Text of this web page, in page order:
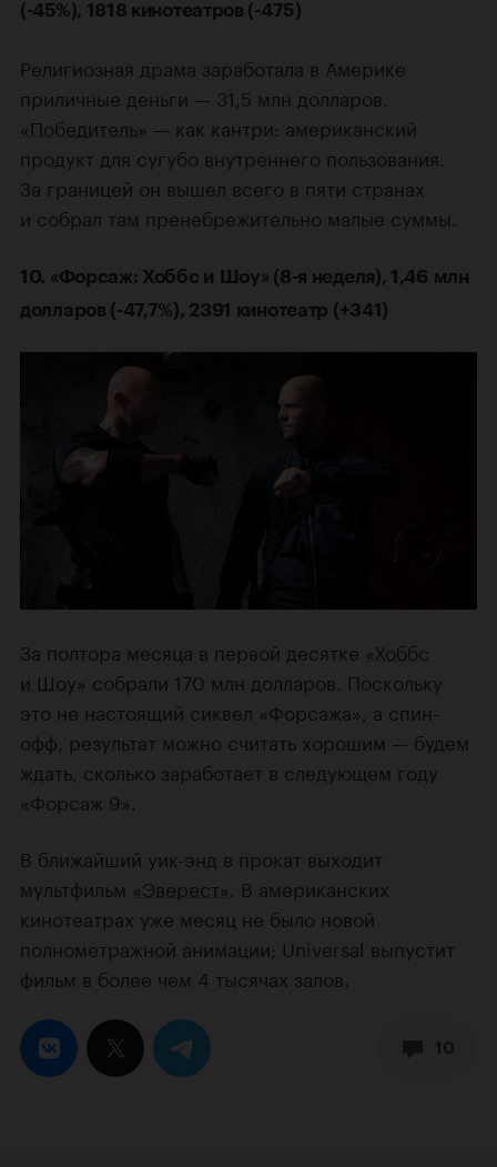
(-45%), 1818 кинотеатров (-475)
Религиозная драма заработала в Америке
приличные деньги — 31,5 млн долларов.
«Победитель» — как кантри: американский
продукт для сугубо внутреннего пользования.
За границей он вышел всего в пяти странах
и собрал там пренебрежительно малые суммы.
10. «Форсаж: Хоббс и Шоу» (8-я неделя), 1,46 млн
долларов (-47,7%), 2391 кинотеатр (+341)
За полтора месяца в первой десятке «Хоббс
и Шоу» собрали 170 млн долларов. Поскольку
это не настоящий сиквел «Форсажа», а спин-
офф, результат можно считать хорошим — будем
ждать, сколько заработает в следующем году
«Форсаж 9».
В ближайший уик-энд в прокат выходит
мультфильм «Эверест» . В американских
кинотеатрах уже месяц не было новой
полнометражной анимации; Universal выпустит
фильм в более чем 4 тысячах залов.